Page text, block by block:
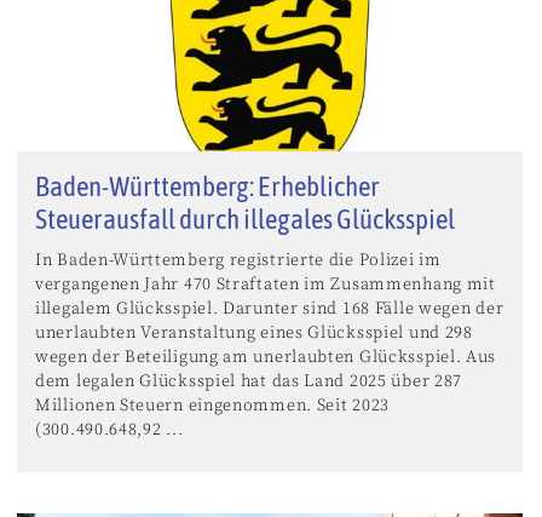
Baden-Württemberg: Erheblicher
Steuerausfall durch illegales Glücksspiel
In Baden-Württemberg registrierte die Polizei im
vergangenen Jahr 470 Straftaten im Zusammenhang mit
illegalem Glücksspiel. Darunter sind 168 Fälle wegen der
unerlaubten Veranstaltung eines Glücksspiel und 298
wegen der Beteiligung am unerlaubten Glücksspiel. Aus
dem legalen Glücksspiel hat das Land 2025 über 287
Millionen Steuern eingenommen. Seit 2023
(300.490.648,92 ...